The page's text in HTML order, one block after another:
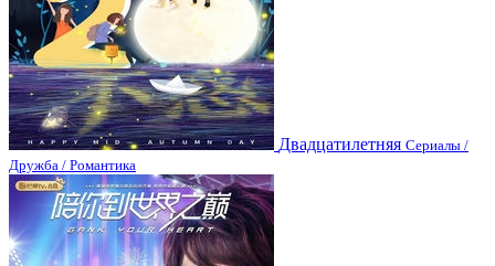
Двадцатилетняя Сериалы /
Дружба / Романтика